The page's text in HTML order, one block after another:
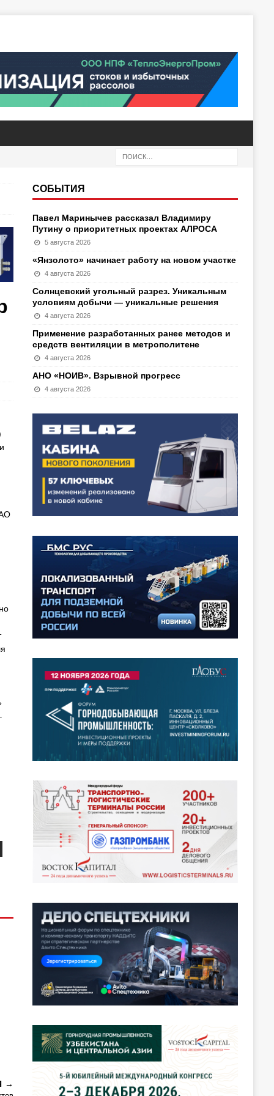
СОБЫТИЯ
Павел Маринычев рассказал Владимиру
Путину о приоритетных проектах АЛРОСА
5 августа 2026
«Янзолото» начинает работу на новом участке
4 августа 2026
Солнцевский угольный разрез. Уникальным
условиям добычи — уникальные решения
4 августа 2026
Применение разработанных ранее методов и
средств вентиляции в метрополитене
4 августа 2026
АНО «НОИВ». Взрывной прогресс
4 августа 2026